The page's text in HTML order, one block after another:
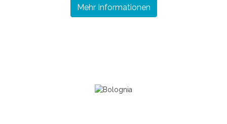
Mehr Informationen